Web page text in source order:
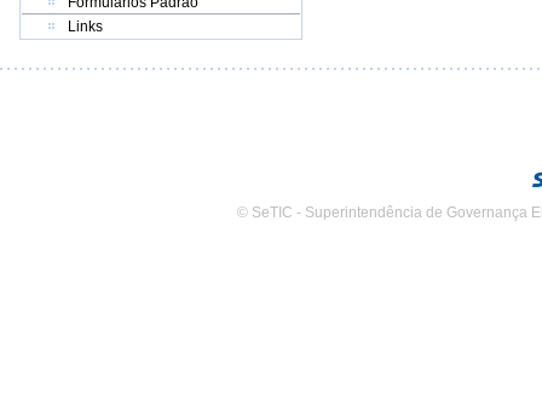
Links
© SeTIC - Superintendência de Governança